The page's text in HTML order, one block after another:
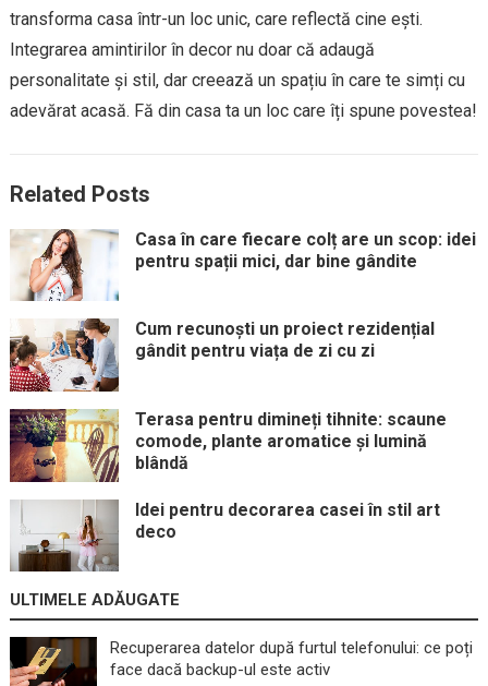
transforma casa într-un loc unic, care reflectă cine ești.
Integrarea amintirilor în decor nu doar că adaugă
personalitate și stil, dar creează un spațiu în care te simți cu
adevărat acasă. Fă din casa ta un loc care îți spune povestea!
Related Posts
Casa în care fiecare colț are un scop: idei
pentru spații mici, dar bine gândite
Cum recunoști un proiect rezidențial
gândit pentru viața de zi cu zi
Terasa pentru dimineți tihnite: scaune
comode, plante aromatice și lumină
blândă
Idei pentru decorarea casei în stil art
deco
ULTIMELE ADĂUGATE
Recuperarea datelor după furtul telefonului: ce poți
face dacă backup-ul este activ